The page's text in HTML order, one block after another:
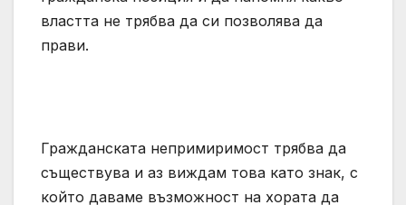
властта не трябва да си позволява да
прави.
Гражданската непримиримост трябва да
съществува и аз виждам това като знак, с
който даваме възможност на хората да